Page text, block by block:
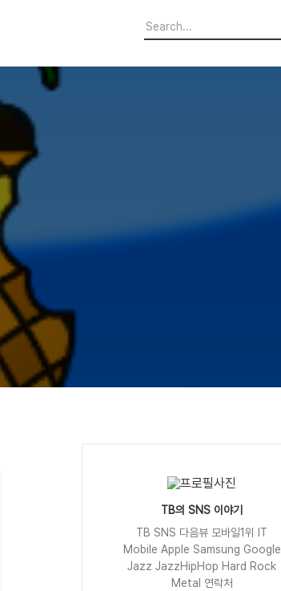
TB의 SNS 이야기
TB SNS 다음뷰 모바일1위 IT
Mobile Apple Samsung Google
Jazz JazzHipHop Hard Rock
Metal 연락처